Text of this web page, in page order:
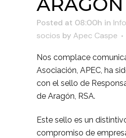
Posted at 08:00h in
socios by Apec Caspe
Nos complace
Asociación, APEC, ha
con el sello de
de Aragón, RSA.
Este sello es un
compromiso de